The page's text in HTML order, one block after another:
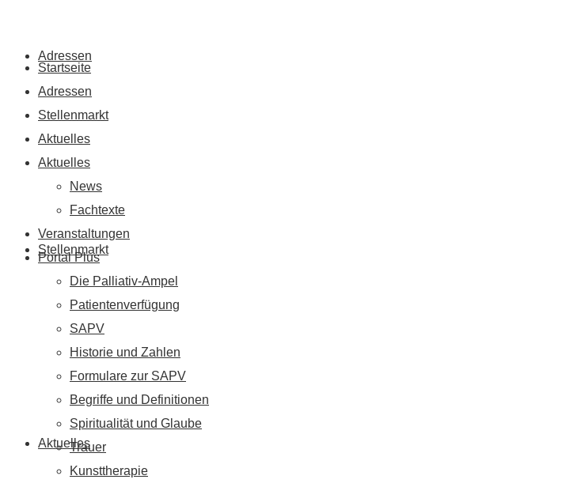
Adressen
Stellenmarkt
Aktuelles
Startseite
Adressen
Stellenmarkt
Aktuelles
Aktuelles
News
Fachtexte
Veranstaltungen
Portal Plus
Die Palliativ-Ampel
Patientenverfügung
SAPV
Historie und Zahlen
Formulare zur SAPV
Begriffe und Definitionen
Spiritualität und Glaube
Trauer
Kunsttherapie